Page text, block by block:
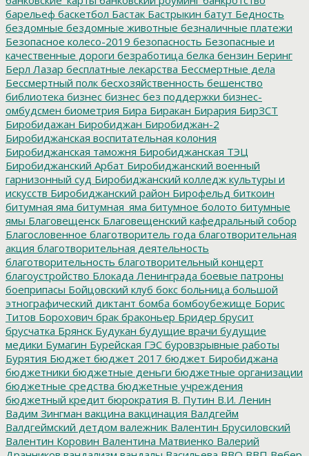
барельеф баскетбол Бастак Бастрыкин батут Бедность
бездомные бездомные животные безналичные платежи
Безопасное колесо-2019 безопасность Безопасные и
качественные дороги безработица белка бензин Беринг
Берл Лазар бесплатные лекарства Бессмертные дела
Бессмертный полк бесхозяйственность бешенство
библиотека бизнес бизнес без поддержки бизнес-
омбудсмен биометрия Бира Биракан Бирария БирЗСТ
Биробидажан Биробиджан Биробиджан-2
Биробиджанская воспитательная колония
Биробиджанская таможня Биробиджанская ТЭЦ
Биробиджанский Арбат Биробиджанский военный
гарнизонный суд Биробиджанский колледж культуры и
искусств Биробиджанский район Бирофельд биткоин
битумная яма битумная_яма битумное болото битумные
ямы Благовещенск Благовещенский кафедральный собор
Благословенное благотворитель года благотворительная
акция благотворительная деятельность
благотворительность благотворительный концерт
благоустройство Блокада Ленинграда боевые патроны
боеприпасы Бойцовский клуб бокс больница большой
этнографический диктант бомба бомбоубежище Борис
Титов Борохович брак браконьер Бридер брусит
брусчатка Брянск Будукан будущие врачи будущие
медики Бумагин Бурейская ГЭС буровзрывные работы
Бурятия Бюджет бюджет 2017 бюджет Биробиджана
бюджетники бюджетные деньги бюджетные организации
бюджетные средства бюджетные учреждения
бюджетный кредит бюрократия В. Путин В.И. Ленин
Вадим Зингман вакцина вакцинация Валдгейм
Валдгеймский детдом валежник Валентин Брусиловский
Валентин Коровин Валентина Матвиенко Валерий